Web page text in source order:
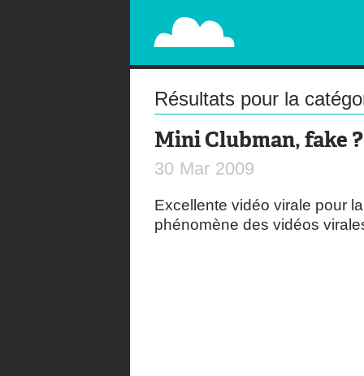
PAPERPLANE
STREET, AMBIENT, GUÉRILLA MARKETING
Résultats pour la
Mini Clubman, fake ?
30 Mar 2009
Excellente vidéo virale pour
phénomène des vidéos